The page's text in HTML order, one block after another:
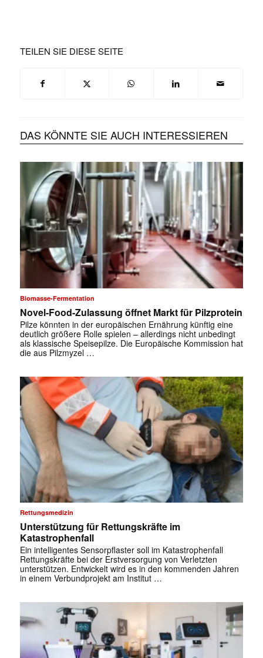
TEILEN SIE DIESE SEITE
DAS KÖNNTE SIE AUCH INTERESSIEREN
Biomasse-Fermentation
Novel-Food-Zulassung öffnet Markt für Pilzprotein
Pilze könnten in der europäischen Ernährung künftig eine
deutlich größere Rolle spielen – allerdings nicht unbedingt
als klassische Speisepilze. Die Europäische Kommission hat
die aus Pilzmyzel …
Rettungsmedizin
Unterstützung für Rettungskräfte im
Katastrophenfall
Ein intelligentes Sensorpflaster soll im Katastrophenfall
Rettungskräfte bei der Erstversorgung von Verletzten
unterstützen. Entwickelt wird es in den kommenden Jahren
in einem Verbundprojekt am Institut …